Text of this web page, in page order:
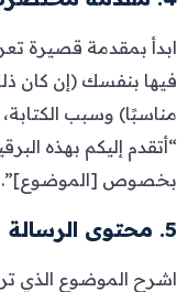
ابدأ بمقدمة قصيرة
فيها بنفسك (إن كان
مناسبًا) وسبب
“أتقدم إليكم بهذه
بخصوص [الموضوع]”.
5. محتوى الرسالة
اشرح الموضوع الذي